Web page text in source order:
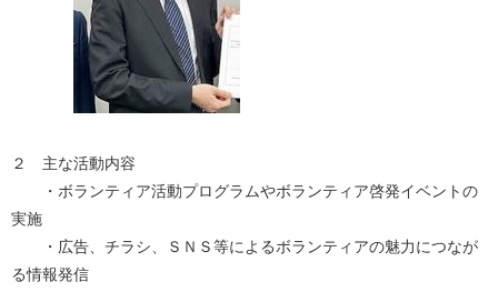
２ 主な活動内容
・ボランティア活動プログラムやボランティア啓発イベントの
実施
・広告、チラシ、ＳＮＳ等によるボランティアの魅力につなが
る情報発信